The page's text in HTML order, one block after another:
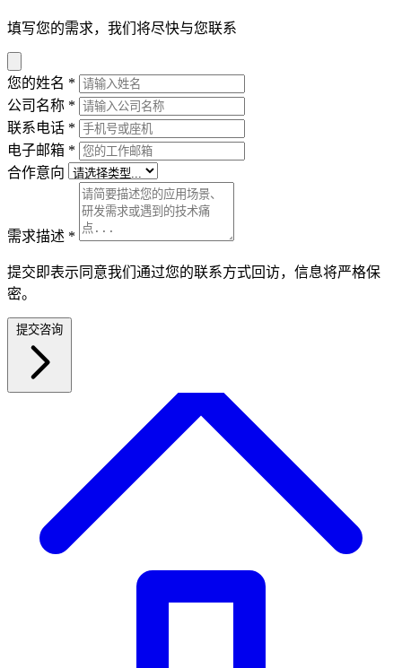
填写您的需求，我们将尽快与您联系
您的姓名 *
公司名称 *
联系电话 *
电子邮箱 *
合作意向
需求描述 *
提交即表示同意我们通过您的联系方式回访，信息将严格保
密。
提交咨询